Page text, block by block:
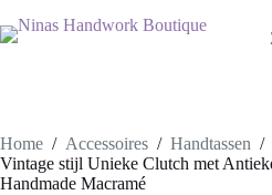
naar
de
Home / Accessoires / Handtassen /
Vintage stijl Unieke Clutch met
Handmade Macramé